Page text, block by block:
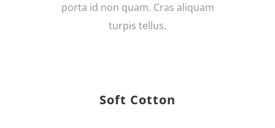
porta id non quam. Cras aliquam
turpis tellus.
Soft Cotton